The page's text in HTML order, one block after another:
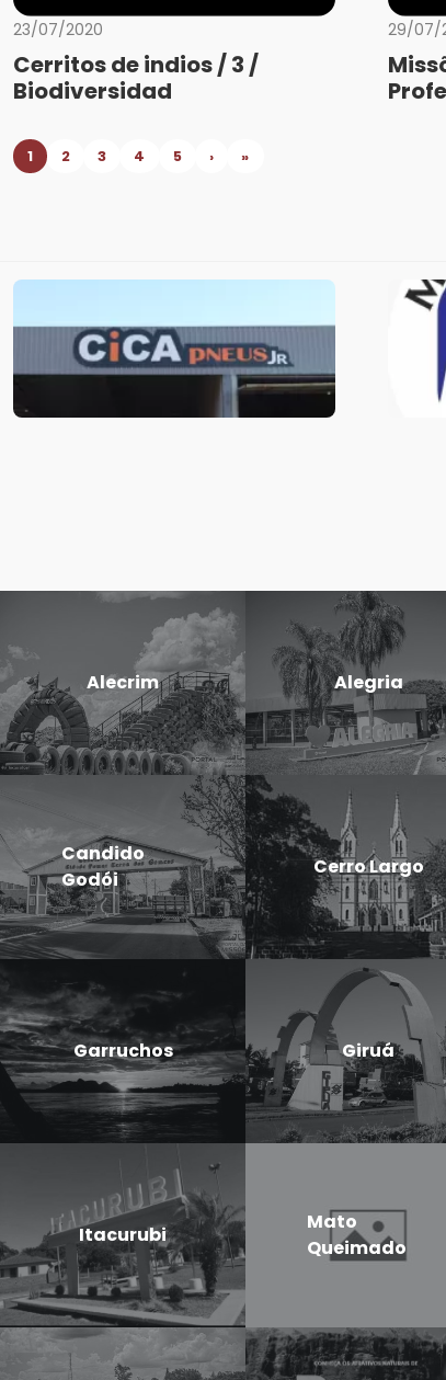
23/07/2020
Cerritos de indios / 3 /
Biodiversidad
29/07/
1 2 3 4 5 › »
Alecrim Alegria
Candido
Godói
Cerro Largo
Garruchos Giruá
Itacurubi
Mato
Queimado